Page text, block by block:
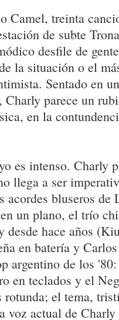
Camel, treinta
de subte
desfile de
la situación o el
Sentado en
parece un
en la
es intenso. Charly
llega a ser
bluseros de
un plano, el trío
desde hace años
en batería y
argentino de los
en teclados y el
rotunda; el tema,
voz actual de